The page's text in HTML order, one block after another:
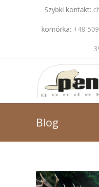
Szybki kontakt:
komórka: +48
Blog